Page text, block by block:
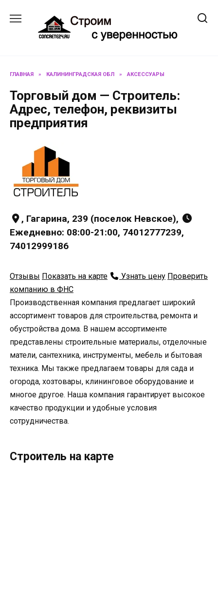
содержанию
ГЛАВНАЯ » КАЛИНИНГРАДСКАЯ ОБЛ » АКСЕССУАРЫ
Торговый дом — Строитель:
Адрес, телефон, реквизиты
предприятия
, Гагарина, 239 (поселок Невское),
Ежедневно: 08:00-21:00, 74012777239,
74012999186
Отзывы Показать на карте Узнать цену Проверить
компанию в ФНС
Производственная компания предлагает широкий
ассортимент товаров для строительства, ремонта и
обустройства дома. В нашем ассортименте
представлены строительные материалы, отделочные
матели, сантехника, инструменты, мебель и бытовая
техника. Мы также предлагаем товары для сада и
огорода, хозтовары, клининговое оборудование и
многое другое. Наша компания гарантирует высокое
качество продукции и удобные условия
сотрудничества.
Строитель на карте